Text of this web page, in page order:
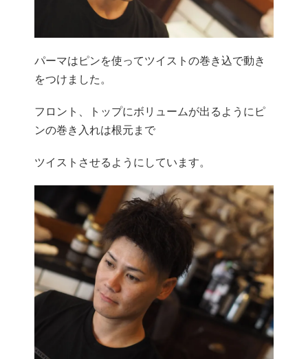
パーマはピンを使ってツイストの巻き込で動き
をつけました。
フロント、トップにボリュームが出るようにピ
ンの巻き入れは根元まで
ツイストさせるようにしています。